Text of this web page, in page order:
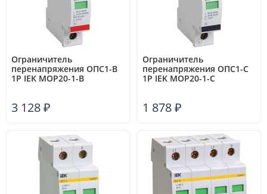
Ограничитель
перенапряжения ОПС1-B
1P IEK MOP20-1-B
3 128₽
Ограничитель
перенапряжения ОПС1-C
1P IEK MOP20-1-C
1 878₽